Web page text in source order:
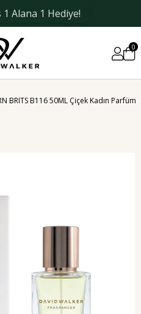
Alana 1 Hediye!
Kargo Bedava
0
BRITS B116 50ML Çiçek Kadın Parfüm